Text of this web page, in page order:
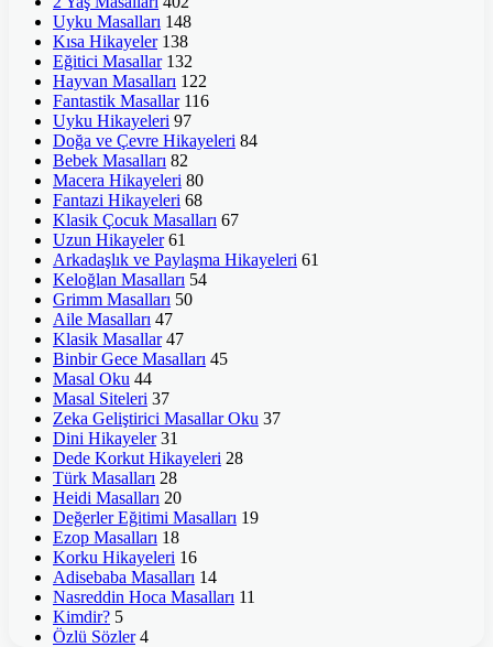
Uyku Masalları 148
Kısa Hikayeler 138
Eğitici Masallar 132
Hayvan Masalları 122
Fantastik Masallar 116
Uyku Hikayeleri 97
Doğa ve Çevre Hikayeleri 84
Bebek Masalları 82
Macera Hikayeleri 80
Fantazi Hikayeleri 68
Klasik Çocuk Masalları 67
Uzun Hikayeler 61
Arkadaşlık ve Paylaşma Hikayeleri 61
Keloğlan Masalları 54
Grimm Masalları 50
Aile Masalları 47
Klasik Masallar 47
Binbir Gece Masalları 45
Masal Oku 44
Masal Siteleri 37
Zeka Geliştirici Masallar Oku 37
Dini Hikayeler 31
Dede Korkut Hikayeleri 28
Türk Masalları 28
Heidi Masalları 20
Değerler Eğitimi Masalları 19
Ezop Masalları 18
Korku Hikayeleri 16
Adisebaba Masalları 14
Nasreddin Hoca Masalları 11
Kimdir? 5
Özlü Sözler 4